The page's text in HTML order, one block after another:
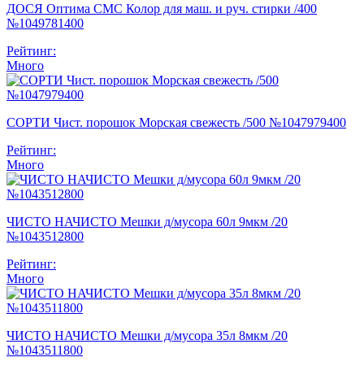
ДОСЯ Оптима СМС Колор для маш. и руч. стирки /400
№1049781400
Рейтинг:
Много
СОРТИ Чист. порошок Морская свежесть /500 №1047979400
Рейтинг:
Много
ЧИСТО НАЧИСТО Мешки д/мусора 60л 9мкм /20
№1043512800
Рейтинг:
Много
ЧИСТО НАЧИСТО Мешки д/мусора 35л 8мкм /20
№1043511800